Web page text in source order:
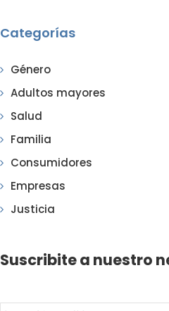
Categorías
Género
Adultos mayores
Salud
Familia
Consumidores
Empresas
Justicia
Suscribite a nuestro